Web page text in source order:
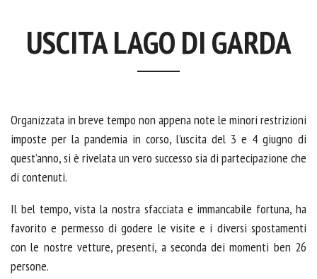
USCITA LAGO DI GARDA
Organizzata in breve tempo non appena note le minori restrizioni
imposte per la pandemia in corso, l’uscita del 3 e 4 giugno di
quest’anno, si è rivelata un vero successo sia di partecipazione che
di contenuti.
Il bel tempo, vista la nostra sfacciata e immancabile fortuna, ha
favorito e permesso di godere le visite e i diversi spostamenti
con le nostre vetture, presenti, a seconda dei momenti ben 26
persone.